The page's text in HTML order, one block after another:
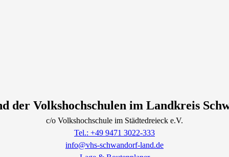
der Volkshochschulen im Landkreis
c/o Volkshochschule im Städtedreieck e.V.
Tel.: +49 9471 3022-333
info@vhs-schwandorf-land.de